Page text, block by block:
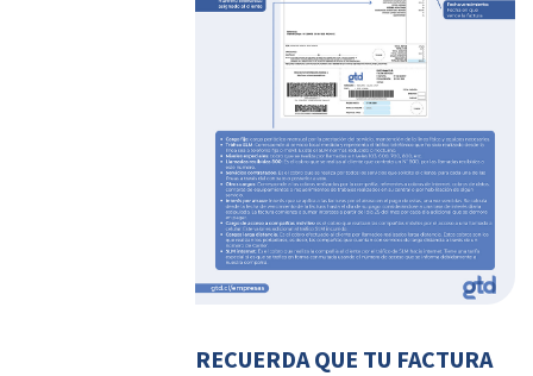
RECUERDA QUE TU FACTURA